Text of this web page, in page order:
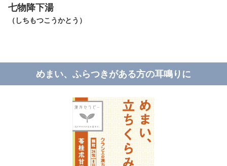
七物降下湯
（しちもつこうかとう）
めまい、ふらつきがある方の耳鳴りに